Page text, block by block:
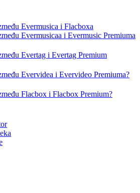
Evermusica i Flacboxa
Evermusicaa i Evermusic Premiuma
Evertag i Evertag Premium
Evervidea i Evervideo Premiuma?
Flacbox i Flacbox Premium?